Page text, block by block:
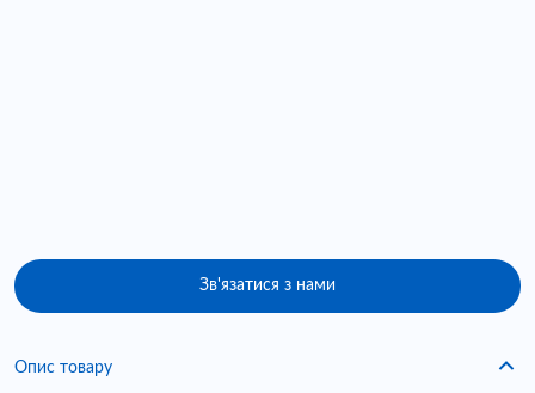
Зв'язатися з нами
Опис товару